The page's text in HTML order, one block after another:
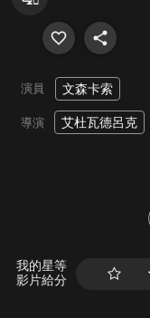
演員 文森卡索
導演 艾杜瓦德呂克
我的星等
影片給分